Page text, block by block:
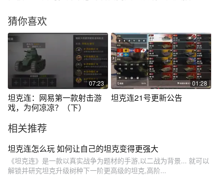
猜你喜欢
07:23
坦克连：网易第一款射击游
戏，为何凉凉？（下）
01:28
坦克连21号更新公告
相关推荐
坦克连怎么玩 如何让自己的坦克变得更强大
《坦克连》是一款以真实战争为题材的手游,以二战为背景... 就可以
解锁并研究坦克升级树种下一阶更高级的坦克,高阶...